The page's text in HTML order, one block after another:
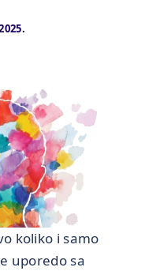
koliko i samo
uporedo sa